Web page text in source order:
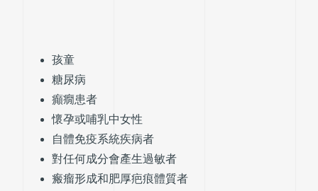
孩童
糖尿病
癲癇患者
懷孕或哺乳中女性
自體免疫系統疾病者
對任何成分會產生過敏者
瘢瘤形成和肥厚疤痕體質者